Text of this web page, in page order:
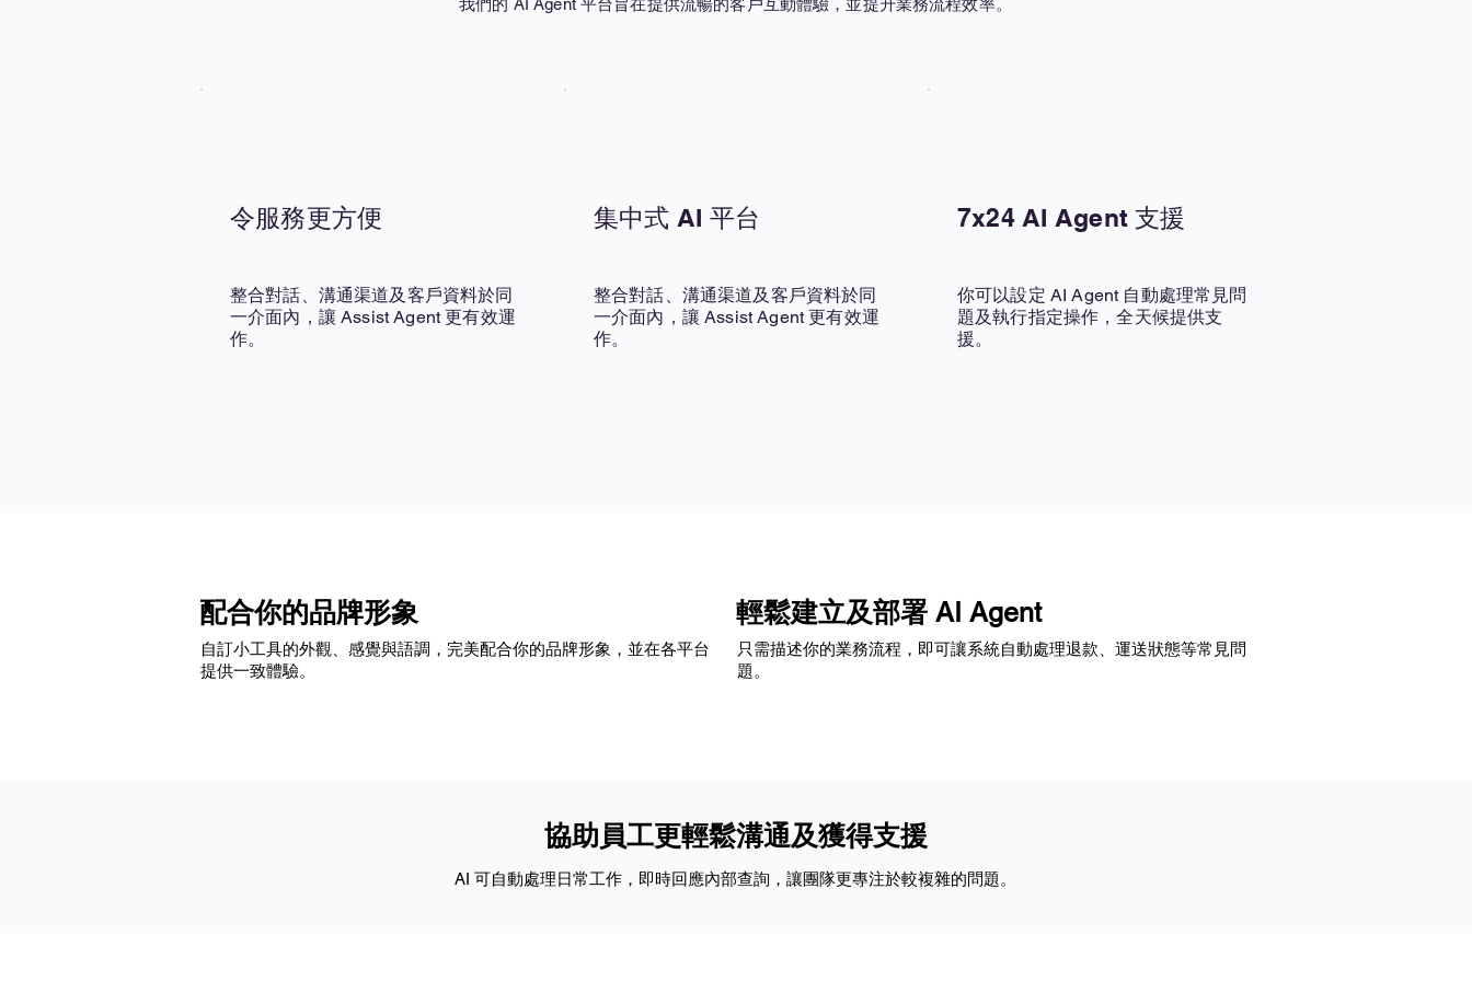
我們的 AI Agent 平台旨在提供流暢的客戶互動體驗，並提升業務流程效率。
令服務更方便
整合對話、溝通渠道及客戶資料於同
一介面內，讓 Assist Agent 更有效運
作。
集中式 AI 平台
整合對話、溝通渠道及客戶資料於同
一介面內，讓 Assist Agent 更有效運
作。
7x24 AI Agent 支援
你可以設定 AI Agent 自動處理常見問
題及執行指定操作，全天候提供支
援。
配合你的品牌形象
自訂小工具的外觀、感覺與語調，完美配合你的品牌形象，並在各平台
提供一致體驗。
輕鬆建立及部署 AI Agent
只需描述你的業務流程，即可讓系統自動處理退款、運送狀態等常見問
題。
協助員工更輕鬆溝通及獲得支援
AI 可自動處理日常工作，即時回應內部查詢，讓團隊更專注於較複雜的問題。